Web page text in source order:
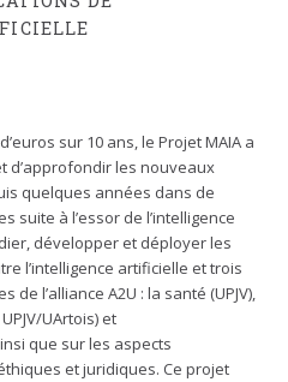
sur 10 ans, le Projet MAIA a
d’approfondir les nouveaux
quelques années dans de
suite à l’essor de l’intelligence
développer et déployer les
l’intelligence artificielle et trois
de l’alliance A2U : la santé (UPJV),
UArtois) et
que sur les aspects
et juridiques. Ce projet